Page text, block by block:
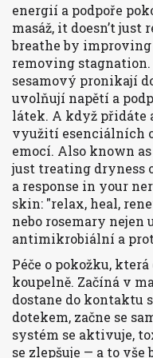
energií a podpoře
masáž, it doesn’t
breathe by
removing stagnation.
sesamový pronikají
uvolňují napětí a
látek. A když přidáte
využití esenciálních
emocí. Also known as
just treating dryness
a response in your
skin: "relax, heal,
nebo rosemary
antimikrobiální a
Péče o pokožku,
koupelně. Začíná v
dostane do kontaktu
dotekem, začne se
systém se aktivuje,
se zlepšuje — a to vše